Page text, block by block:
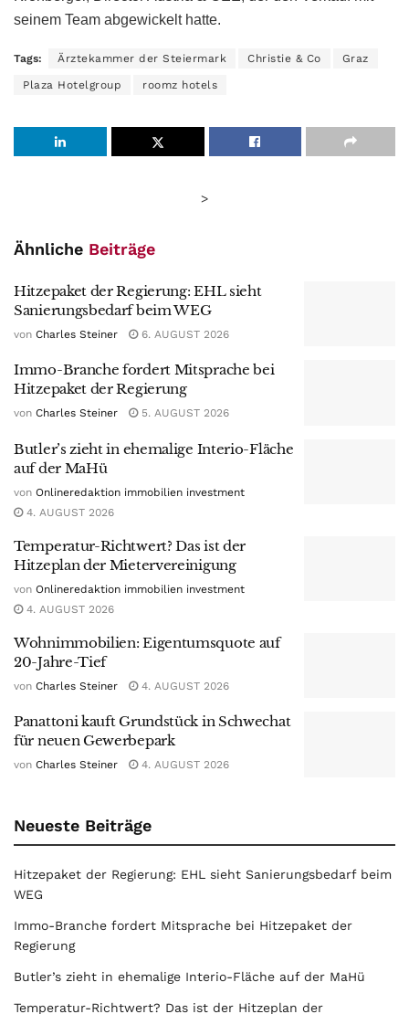
seinem Team abgewickelt hatte.
Tags: Ärztekammer der Steiermark Christie & Co Graz
Plaza Hotelgroup roomz hotels
>
Ähnliche Beiträge
Hitzepaket der Regierung: EHL sieht
Sanierungsbedarf beim WEG
von Charles Steiner 6. AUGUST 2026
Immo-Branche fordert Mitsprache bei
Hitzepaket der Regierung
von Charles Steiner 5. AUGUST 2026
Butler’s zieht in ehemalige Interio-Fläche
auf der MaHü
von Onlineredaktion immobilien investment
4. AUGUST 2026
Temperatur-Richtwert? Das ist der
Hitzeplan der Mietervereinigung
von Onlineredaktion immobilien investment
4. AUGUST 2026
Wohnimmobilien: Eigentumsquote auf
20-Jahre-Tief
von Charles Steiner 4. AUGUST 2026
Panattoni kauft Grundstück in Schwechat
für neuen Gewerbepark
von Charles Steiner 4. AUGUST 2026
Neueste Beiträge
Hitzepaket der Regierung: EHL sieht Sanierungsbedarf beim
WEG
Immo-Branche fordert Mitsprache bei Hitzepaket der
Regierung
Butler’s zieht in ehemalige Interio-Fläche auf der MaHü
Temperatur-Richtwert? Das ist der Hitzeplan der